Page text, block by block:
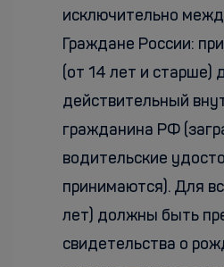
исключительно
Граждане России:
(от 14 лет и старше)
действительный
гражданина РФ
водительские
принимаются). Для
лет) должны быть
свидетельства о